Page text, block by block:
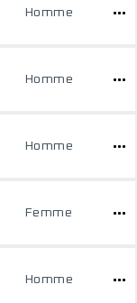
Homme
Homme
Homme
Femme
Homme